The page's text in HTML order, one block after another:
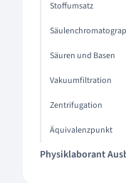
Stoffumsatz
Säuren und Basen
Vakuumfiltration
Zentrifugation
Äquivalenzpunkt
Physiklaborant